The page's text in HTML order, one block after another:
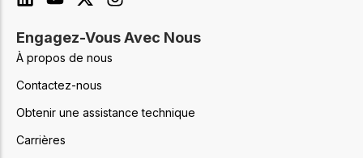
Engagez-Vous Avec Nous
À propos de nous
Contactez-nous
Obtenir une assistance technique
Carrières